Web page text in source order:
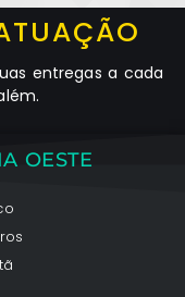
entregas a cada
OESTE